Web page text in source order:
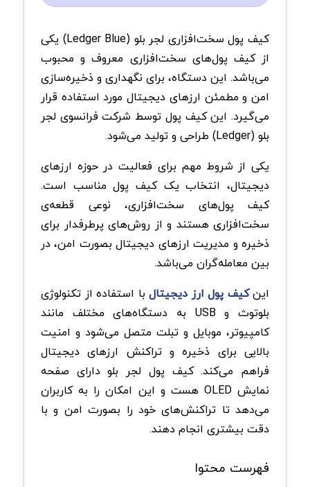
کیف پول سخت‌افزاری لجر بلو (Ledger Blue) یکی
از کیف ‌پول‌های سخت‌افزاری معروف و محبوب
می‌باشد. این دستگاه، برای نگهداری و ذخیره‌سازی
امن و مطمئن ارزهای ‌دیجیتال مورد استفاده قرار
می‌گیرد. این کیف‌ پول توسط شرکت فرانسوی لجر
بلو (Ledger) طراحی و تولید می‌شود.
یکی از شروط مهم برای فعالیت در حوزه ارزهای
‌دیجیتال، انتخاب یک کیف پول مناسب است.
کیف پول‌های سخت‌افزاری، نوعی قطعه‌ی
سخت‌افزاری هستند و از روش‌های پرطرفدار برای
ذخیره و مدیریت ارزهای دیجیتال بصورت امن، در
بین معامله‌گران می‌‌باشد.
اینکیف‌ پول ارز دیجیتال با استفاده از تکنولوژی
بلوتوث و USB به دستگاه‌های مختلف مانند
کامپیوتر، موبایل و تبلت متصل می‌شود و امنیت
بالایی برای ذخیره و تراکنش ارزهای دیجیتال
فراهم‌ می‌کند‌. کیف پول لجر بلو دارای صفحه
نمایش OLED هست و این امکان را به کاربران
می‌دهد تا تراکنش‌های خود را بصورت امن و با
دقت بیشتری انجام دهند.
فهرست محتوا